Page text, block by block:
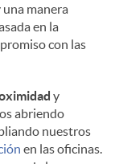
manera
en la
con las
y
abriendo
nuestros
en las oficinas.